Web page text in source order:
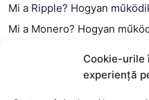
Cookie-urile
experiență
Mi a Ripple? Hogyan
Mi a Monero? Hogyan
Mi a blokklánc